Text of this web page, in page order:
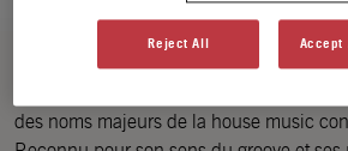
Dom Dolla est un DJ, producteur et
des noms majeurs de la house music
Reject All Accept